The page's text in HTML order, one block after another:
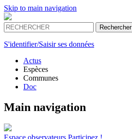
Skip to main navigation
S'identifier/Saisir ses données
Actus
Espèces
Communes
Doc
Main navigation
Espace observateurs Participez !